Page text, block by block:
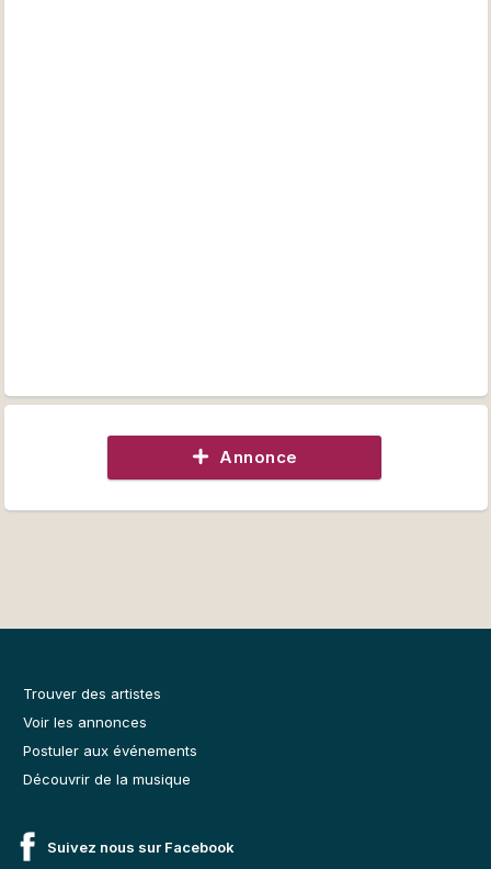
Annonce
Trouver des artistes
Voir les annonces
Postuler aux événements
Découvrir de la musique
Suivez nous sur Facebook